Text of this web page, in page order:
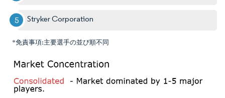
Stryker Corporation
*免責事項:主要選手の並び順不同